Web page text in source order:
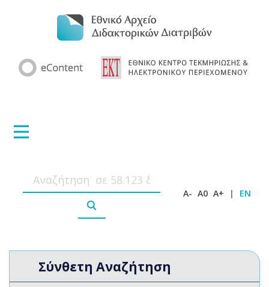
A- A0 A+ | EN
Σύνθετη Αναζήτηση